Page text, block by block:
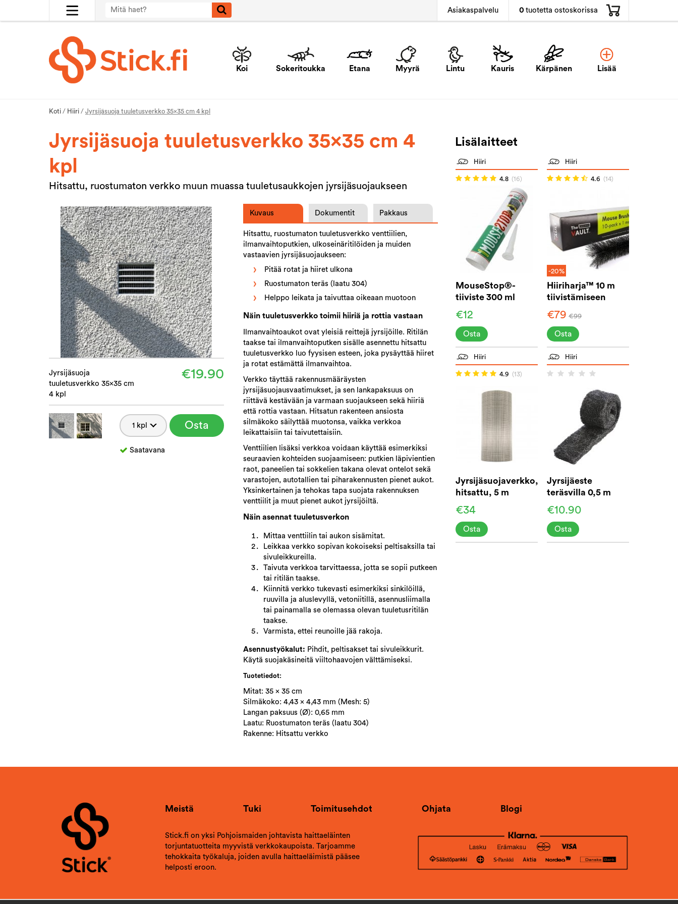
Asiakaspalvelu 0 tuotetta ostoskorissa
Koi Sokeritoukka Etana Myyrä Lintu Kauris Kärpänen Lisää
Koti / Hiiri / Jyrsijäsuoja tuuletusverkko 35×35 cm 4 kpl
Jyrsijäsuoja tuuletusverkko 35×35 cm 4
kpl
Hitsattu, ruostumaton verkko muun muassa tuuletusaukkojen jyrsijäsuojaukseen
Jyrsijäsuoja
tuuletusverkko 35×35 cm
4 kpl
€19.90
Osta
Saatavana
Kuvaus Dokumentit Pakkaus
Hitsattu, ruostumaton tuuletusverkko venttiilien,
ilmanvaihtoputkien, ulkoseinäritilöiden ja muiden
vastaavien jyrsijäsuojaukseen:
Pitää rotat ja hiiret ulkona
Ruostumaton teräs (laatu 304)
Helppo leikata ja taivuttaa oikeaan muotoon
Näin tuuletusverkko toimii hiiriä ja rottia vastaan
Ilmanvaihtoaukot ovat yleisiä reittejä jyrsijöille. Ritilän
taakse tai ilmanvaihtoputken sisälle asennettu hitsattu
tuuletusverkko luo fyysisen esteen, joka pysäyttää hiiret
ja rotat estämättä ilmanvaihtoa.
Verkko täyttää rakennusmääräysten
jyrsijäsuojausvaatimukset, ja sen lankapaksuus on
riittävä kestävään ja varmaan suojaukseen sekä hiiriä
että rottia vastaan. Hitsatun rakenteen ansiosta
silmäkoko säilyttää muotonsa, vaikka verkkoa
leikattaisiin tai taivutettaisiin.
Venttiilien lisäksi verkkoa voidaan käyttää esimerkiksi
seuraavien kohteiden suojaamiseen: putkien läpivientien
raot, paneelien tai sokkelien takana olevat ontelot sekä
varastojen, autotallien tai piharakennusten pienet aukot.
Yksinkertainen ja tehokas tapa suojata rakennuksen
venttiilit ja muut pienet aukot jyrsijöiltä.
Näin asennat tuuletusverkon
Mittaa venttiilin tai aukon sisämitat.
Leikkaa verkko sopivan kokoiseksi peltisaksilla tai
sivuleikkureilla.
Taivuta verkkoa tarvittaessa, jotta se sopii putkeen
tai ritilän taakse.
Kiinnitä verkko tukevasti esimerkiksi sinkilöillä,
ruuvilla ja aluslevyllä, vetoniitillä, asennusliimalla
tai painamalla se olemassa olevan tuuletusritilän
taakse.
Varmista, ettei reunoille jää rakoja.
Asennustyökalut: Pihdit, peltisakset tai sivuleikkurit.
Käytä suojakäsineitä viiltohaavojen välttämiseksi.
Tuotetiedot:
Mitat: 35 × 35 cm
Silmäkoko: 4,43 × 4,43 mm (Mesh: 5)
Langan paksuus (Ø): 0,65 mm
Laatu: Ruostumaton teräs (laatu 304)
Rakenne: Hitsattu verkko
Lisälaitteet
Hiiri
4.8 (16)
MouseStop®-
tiiviste 300 ml
€12
Osta
Hiiri
4.6 (14)
-20%
Hiiriharja™ 10 m
tiivistämiseen
€79 €99
Osta
Hiiri
4.9 (13)
Jyrsijäsuojaverkko,
hitsattu, 5 m
€34
Osta
Hiiri
Jyrsijäeste
teräsvilla 0,5 m
€10.90
Osta
Meistä Tuki Toimitusehdot Ohjata Blogi
Stick.fi on yksi Pohjoismaiden johtavista haittaeläinten
torjuntatuotteita myyvistä verkkokaupoista. Tarjoamme
tehokkaita työkaluja, joiden avulla haittaeläimistä pääsee
helposti eroon.